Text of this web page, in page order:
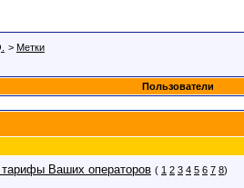
> Метки
Пользователи
Ваших операторов ( 1 2 3 4 5 6 7 8)